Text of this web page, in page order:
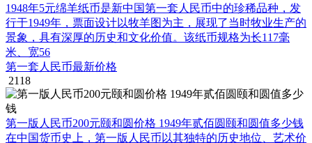
1948年5元绵羊纸币是新中国第一套人民币中的珍稀品种，发
行于1949年，票面设计以牧羊图为主，展现了当时牧业生产的
景象，具有深厚的历史和文化价值。该纸币规格为长117毫
米、宽56
第一套人民币最新价格
2118
第一版人民币200元颐和圆价格 1949年贰佰圆颐和圆值多少钱
在中国货币史上，第一版人民币以其独特的历史地位、艺术价